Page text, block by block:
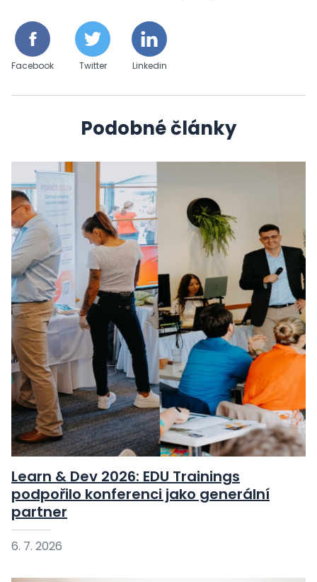
Facebook Twitter Linkedin
Podobné články
Learn & Dev 2026: EDU Trainings
podpořilo konferenci jako generální
partner
6. 7. 2026